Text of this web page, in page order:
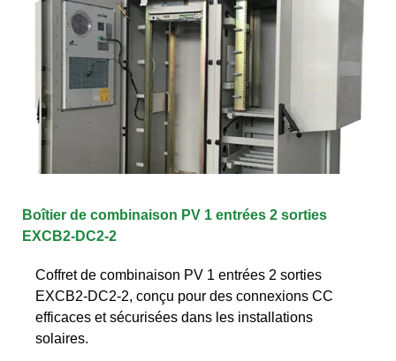
Boîtier de combinaison PV 1 entrées 2 sorties
EXCB2-DC2-2
Coffret de combinaison PV 1 entrées 2 sorties
EXCB2-DC2-2, conçu pour des connexions CC
efficaces et sécurisées dans les installations
solaires.